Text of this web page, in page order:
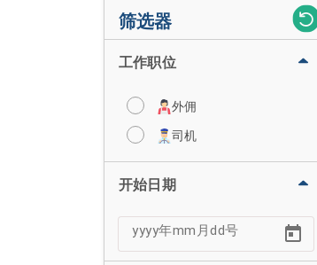
筛选器
工作职位
外佣
司机
开始日期